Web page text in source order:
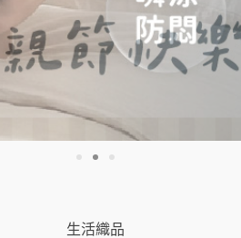
生活織品